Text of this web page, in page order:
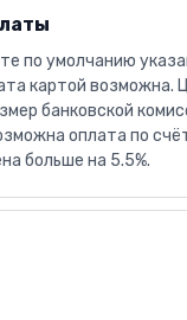
по умолчанию
картой возможна.
банковской
оплата по
больше на 5.5%.